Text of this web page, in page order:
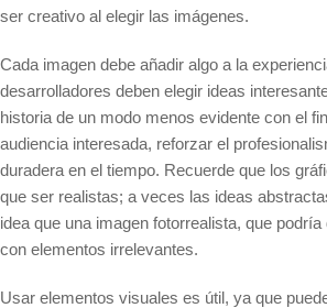
ser creativo al elegir las imágenes.
Cada imagen debe añadir algo a la
desarrolladores deben elegir ideas
historia de un modo menos evidente con el
audiencia interesada, reforzar el
duradera en el tiempo. Recuerde que los
que ser realistas; a veces las ideas
idea que una imagen fotorrealista, que
con elementos irrelevantes.
Usar elementos visuales es útil, ya que